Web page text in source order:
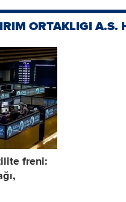
ORTAKLIGI A.S.
freni: